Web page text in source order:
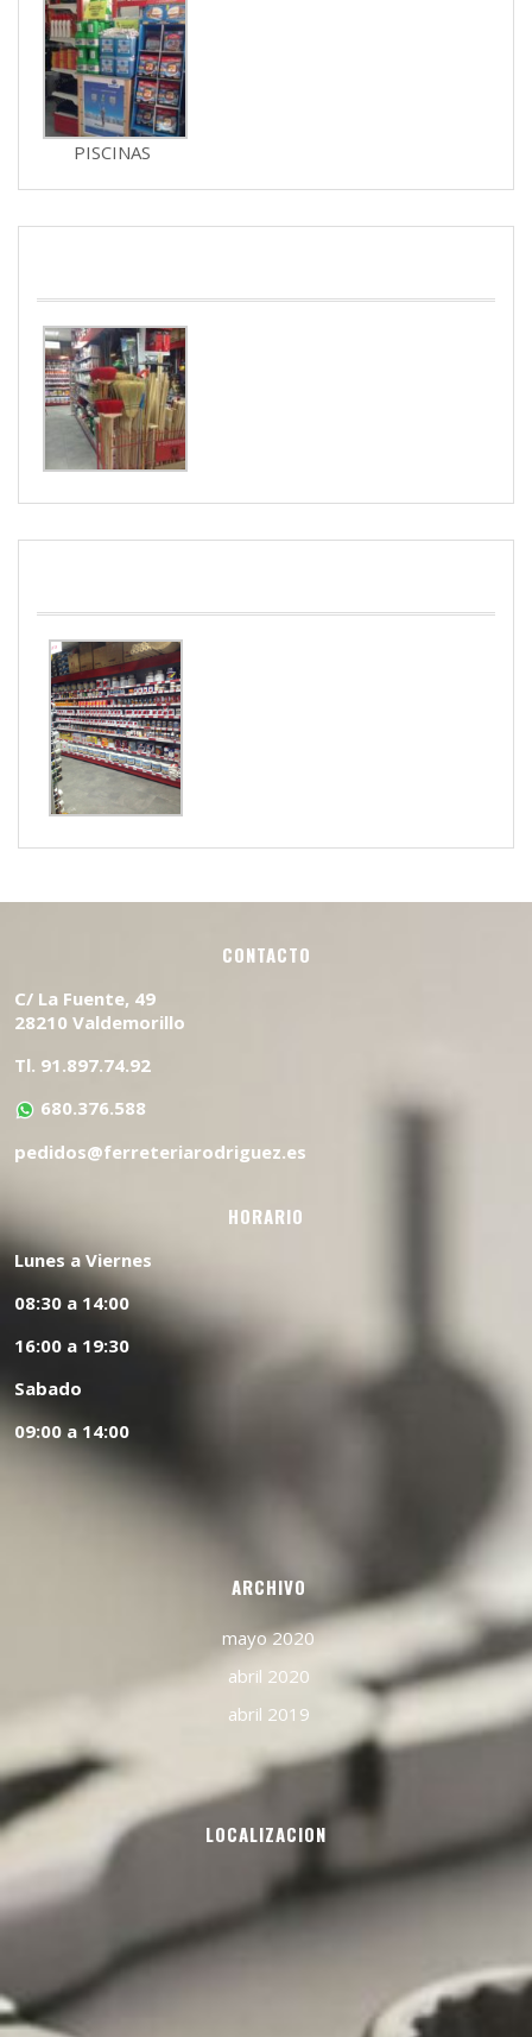
PISCINAS
CONTACTO
C/ La Fuente, 49
28210 Valdemorillo
Tl. 91.897.74.92
680.376.588
pedidos@ferreteriarodriguez.es
HORARIO
Lunes a Viernes
08:30 a 14:00
16:00 a 19:30
Sabado
09:00 a 14:00
ARCHIVO
mayo 2020
abril 2020
abril 2019
LOCALIZACION